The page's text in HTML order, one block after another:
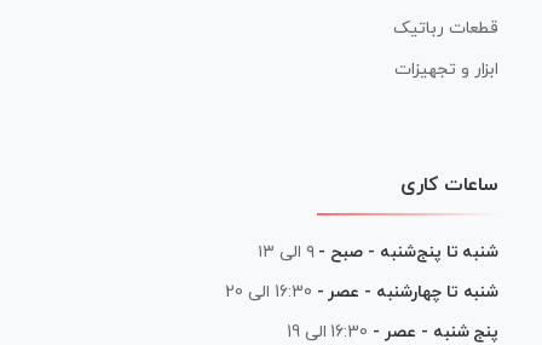
قطعات رباتیک
ابزار و تجهیزات
ساعات کاری
شنبه تا پنج‌شنبه - صبح - ۹ الی ۱۳
شنبه تا چهارشنبه - عصر - 16:30 الی 20
پنج شنبه - عصر - 16:30 الی 19